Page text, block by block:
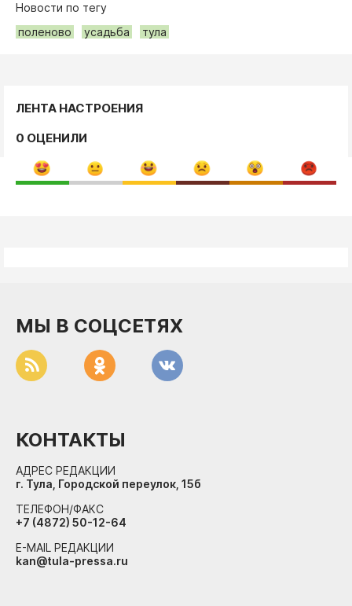
Новости по тегу
поленово
усадьба тула
ЛЕНТА НАСТРОЕНИЯ
0 ОЦЕНИЛИ
МЫ В СОЦСЕТЯХ
КОНТАКТЫ
АДРЕС РЕДАКЦИИ
г. Тула, Городской переулок, 15б
ТЕЛЕФОН/ФАКС
+7 (4872) 50-12-64
E-MAIL РЕДАКЦИИ
kan@tula-pressa.ru